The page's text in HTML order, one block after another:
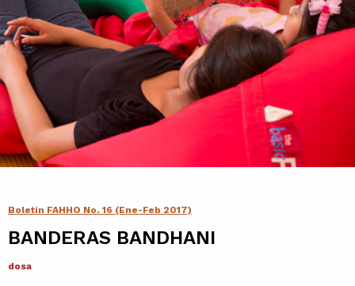
Qué hacemos
Iniciativas
Acervos y
colecciones
Contacto
Agenda
Noticias
Boletín FAHHO No. 16 (Ene-Feb 2017)
BANDERAS BANDHANI
dosa